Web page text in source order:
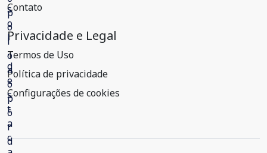
Contato
Privacidade e Legal
Termos de Uso
Política de privacidade
Configurações de cookies